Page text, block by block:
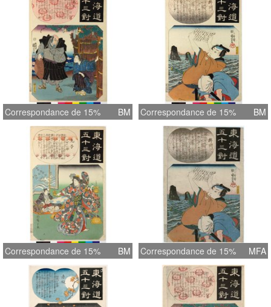
Correspondance de 15% BM Correspondance de 15% BM
Correspondance de 15% BM Correspondance de 15% MFA